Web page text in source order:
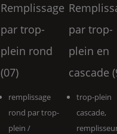
Remplissage
par trop-
plein rond
(07)
remplissage
rond par trop-
plein /
par trop-
plein en
cascade
trop-plein
cascade,